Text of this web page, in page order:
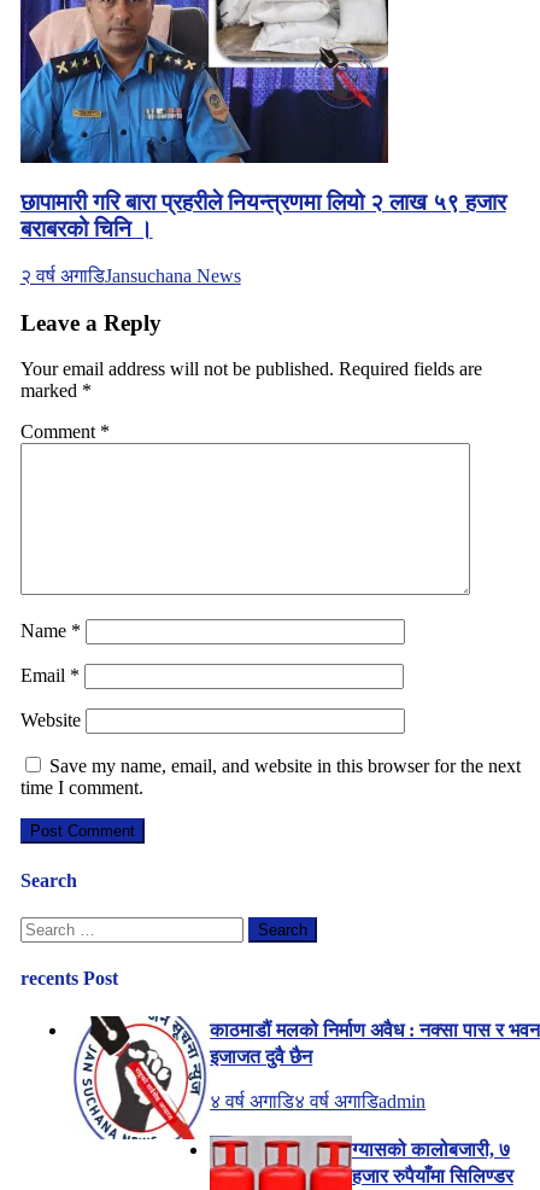
छापामारी गरि बारा प्रहरीले नियन्त्रणमा लियो २ लाख ५९ हजार
बराबरको चिनि ।
२ वर्ष अगाडिJansuchana News
Leave a Reply
Your email address will not be published. Required fields are
marked *
Comment *
Name *
Email *
Website
Save my name, email, and website in this browser for the next
time I comment.
Search
Search
for:
recents Post
काठमाडौं मलको निर्माण अवैध : नक्सा पास र भवन
इजाजत दुवै छैन
४ वर्ष अगाडि४ वर्ष अगाडिadmin
ग्यासको कालोबजारी, ७
हजार रुपैयाँमा सिलिण्डर